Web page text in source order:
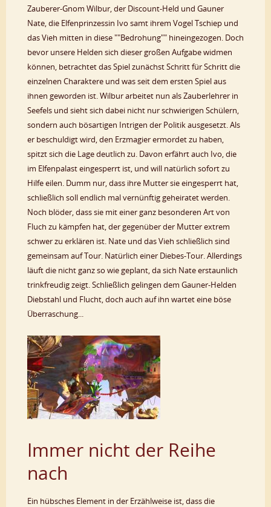
Zauberer-Gnom Wilbur, der Discount-Held und Gauner
Nate, die Elfenprinzessin Ivo samt ihrem Vogel Tschiep und
das Vieh mitten in diese ""Bedrohung"" hineingezogen. Doch
bevor unsere Helden sich dieser großen Aufgabe widmen
können, betrachtet das Spiel zunächst Schritt für Schritt die
einzelnen Charaktere und was seit dem ersten Spiel aus
ihnen geworden ist. Wilbur arbeitet nun als Zauberlehrer in
Seefels und sieht sich dabei nicht nur schwierigen Schülern,
sondern auch bösartigen Intrigen der Politik ausgesetzt. Als
er beschuldigt wird, den Erzmagier ermordet zu haben,
spitzt sich die Lage deutlich zu. Davon erfährt auch Ivo, die
im Elfenpalast eingesperrt ist, und will natürlich sofort zu
Hilfe eilen. Dumm nur, dass ihre Mutter sie eingesperrt hat,
schließlich soll endlich mal vernünftig geheiratet werden.
Noch blöder, dass sie mit einer ganz besonderen Art von
Fluch zu kämpfen hat, der gegenüber der Mutter extrem
schwer zu erklären ist. Nate und das Vieh schließlich sind
gemeinsam auf Tour. Natürlich einer Diebes-Tour. Allerdings
läuft die nicht ganz so wie geplant, da sich Nate erstaunlich
trinkfreudig zeigt. Schließlich gelingen dem Gauner-Helden
Diebstahl und Flucht, doch auch auf ihn wartet eine böse
Überraschung...
Immer nicht der Reihe
nach
Ein hübsches Element in der Erzählweise ist, dass die